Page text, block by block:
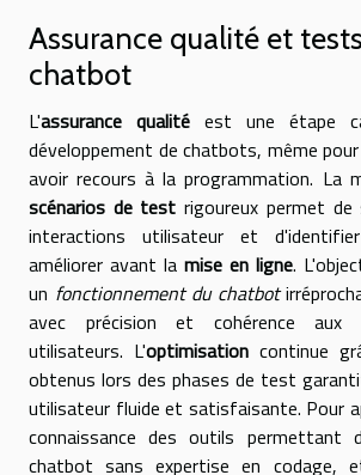
Assurance qualité et
chatbot
L'assurance qualité est une étape
développement de chatbots, même
avoir recours à la programmation. La
scénarios de test rigoureux permet de
interactions utilisateur et
améliorer avant la mise en ligne.
un fonctionnement du chatbot
avec précision et cohérence aux
utilisateurs. L'optimisation continue
obtenus lors des phases de test
utilisateur fluide et satisfaisante. Pour
connaissance des outils permettant
chatbot sans expertise en codage,